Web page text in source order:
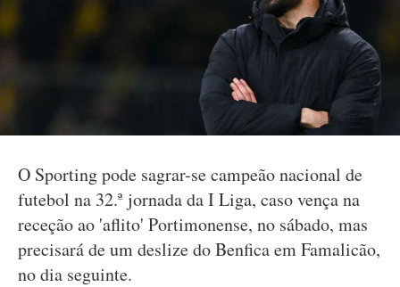
O Sporting pode sagrar-se campeão nacional de
futebol na 32.ª jornada da I Liga, caso vença na
receção ao 'aflito' Portimonense, no sábado, mas
precisará de um deslize do Benfica em Famalicão,
no dia seguinte.